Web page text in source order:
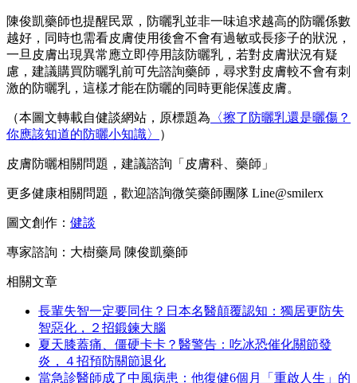
陳俊凱藥師也提醒民眾，防曬乳並非一味追求越高的防曬係數
越好，同時也需看皮膚使用後會不會有過敏或長疹子的狀況，
一旦皮膚出現異常應立即停用該防曬乳，若對皮膚狀況有疑
慮，建議購買防曬乳前可先諮詢藥師，尋求對皮膚較不會有刺
激的防曬乳，這樣才能在防曬的同時更能保護皮膚。
（本圖文轉載自健談網站，原標題為 〈擦了防曬乳還是曬傷？
你應該知道的防曬小知識〉 ）
皮膚防曬相關問題，建議諮詢「皮膚科、藥師」
更多健康相關問題，歡迎諮詢微笑藥師團隊 Line@smilerx
圖文創作： 健談
專家諮詢：大樹藥局 陳俊凱藥師
相關文章
長輩失智一定要同住？日本名醫顛覆認知：獨居更防失
智惡化，２招鍛鍊大腦
夏天膝蓋痛、僵硬卡卡？醫警告：吃冰恐催化關節發
炎，４招預防關節退化
當急診醫師成了中風病患：他復健6個月「重啟人生」的